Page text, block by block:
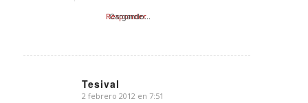
Cargando...
Responder
Tesival
Dice:
2 febrero 2012 en 7:51